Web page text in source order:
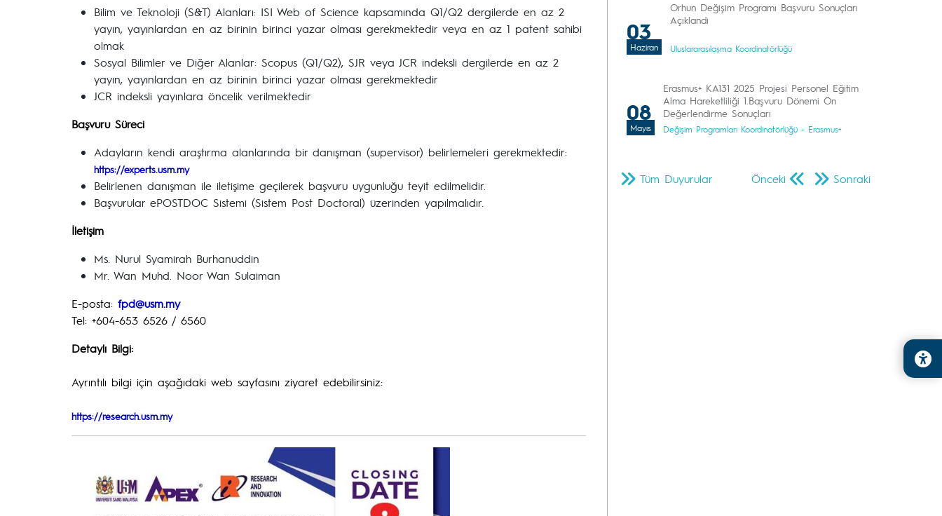
Bilim ve Teknoloji (S&T) Alanları: ISI Web of Science kapsamında Q1/Q2 dergilerde en az 2
yayın, yayınlardan en az birinin birinci yazar olması gerekmektedir veya en az 1 patent sahibi
olmak
Sosyal Bilimler ve Diğer Alanlar: Scopus (Q1/Q2), SJR veya JCR indeksli dergilerde en az 2
yayın, yayınlardan en az birinin birinci yazar olması gerekmektedir
JCR indeksli yayınlara öncelik verilmektedir
Başvuru Süreci
Adayların kendi araştırma alanlarında bir danışman (supervisor) belirlemeleri gerekmektedir:
https://experts.usm.my
Belirlenen danışman ile iletişime geçilerek başvuru uygunluğu teyit edilmelidir.
Başvurular ePOSTDOC Sistemi (Sistem Post Doctoral) üzerinden yapılmalıdır.
İletişim
Ms. Nurul Syamirah Burhanuddin
Mr. Wan Muhd. Noor Wan Sulaiman
E-posta: fpd@usm.my
Tel: +604-653 6526 / 6560
Detaylı Bilgi:
Ayrıntılı bilgi için aşağıdaki web sayfasını ziyaret edebilirsiniz:
https://research.usm.my
03
Haziran
Orhun Değişim Programı Başvuru Sonuçları
Açıklandı
Uluslararasılaşma Koordinatörlüğü
08
Mayıs
Erasmus+ KA131 2025 Projesi Personel Eğitim
Alma Hareketliliği 1.Başvuru Dönemi Ön
Değerlendirme Sonuçları
Değişim Programları Koordinatörlüğü - Erasmus+
Önceki Sonraki
Tüm Duyurular